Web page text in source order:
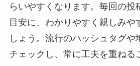
らいやすくなります。毎回の投
目安に、わかりやすく親しみや
しょう。流行のハッシュタグや
チェックし、常に工夫を重ねる